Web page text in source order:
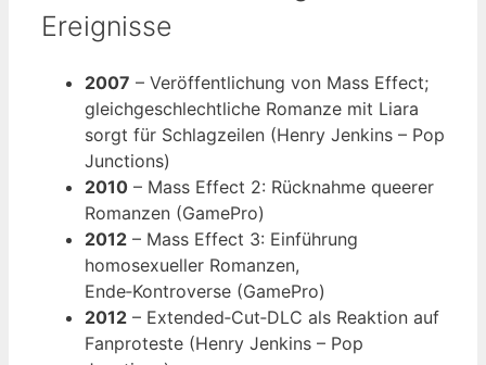
Ereignisse
2007 – Veröffentlichung von Mass Effect;
gleichgeschlechtliche Romanze mit Liara
sorgt für Schlagzeilen (Henry Jenkins – Pop
Junctions)
2010 – Mass Effect 2: Rücknahme queerer
Romanzen (GamePro)
2012 – Mass Effect 3: Einführung
homosexueller Romanzen,
Ende‑Kontroverse (GamePro)
2012 – Extended‑Cut‑DLC als Reaktion auf
Fanproteste (Henry Jenkins – Pop